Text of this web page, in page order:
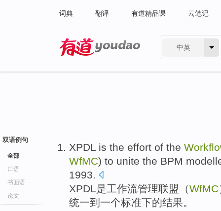
词典 翻译 有道精品课 云笔记
中英
双语例句
全部
口语
书面语
论文
XPDL is the effort of the
WfMC) to unite the BPM
1993.
XPDL是工作流管理联盟 （WfMC
统一到 一个标准下的结果。